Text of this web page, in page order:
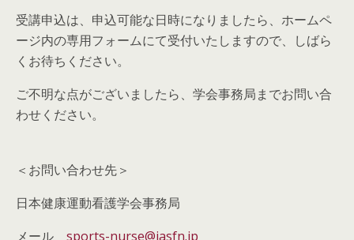
受講申込は、申込可能な日時になりましたら、ホームペ
ージ内の専用フォームにて受付いたしますので、しばら
くお待ちください。
ご不明な点がございましたら、学会事務局までお問い合
わせください。
＜お問い合わせ先＞
日本健康運動看護学会事務局
メール sports-nurse@jasfn.jp